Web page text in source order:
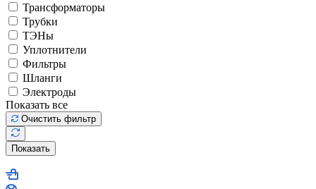
Трансформаторы
Трубки
ТЭНы
Уплотнители
Фильтры
Шланги
Электроды
Показать все
Очистить фильтр
Показать